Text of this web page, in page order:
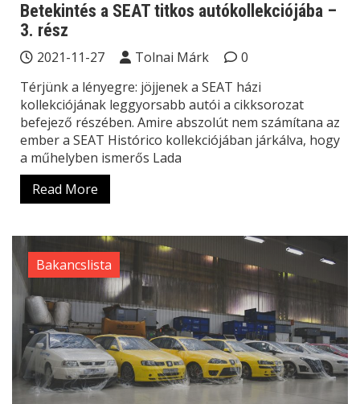
Betekintés a SEAT titkos autókollekciójába –
3. rész
2021-11-27 Tolnai Márk
0
Térjünk a lényegre: jöjjenek a SEAT házi
kollekciójának leggyorsabb autói a cikksorozat
befejező részében. Amire abszolút nem számítana az
ember a SEAT Histórico kollekciójában járkálva, hogy
a műhelyben ismerős Lada
Read More
Bakancslista